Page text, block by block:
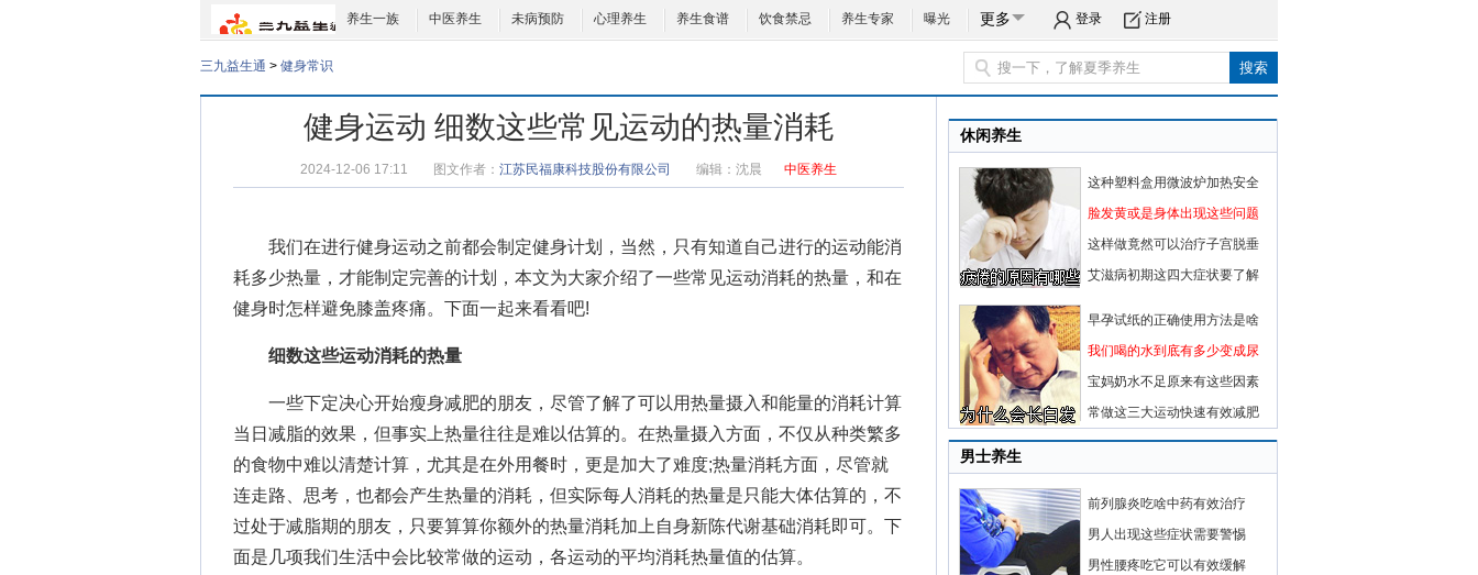
养生一族 中医养生 未病预防 心理养生 养生食谱 饮食禁忌 养生专家 曝光 更多 登录 注册
三九益生通 > 健身常识
健身运动 细数这些常见运动的热量消耗
2024-12-06 17:11 图文作者： 江苏民福康科技股份有限公司 编辑： 沈晨 中医养生
我们在进行健身运动之前都会制定健身计划
，当然，只有知道自己进行的运动能消
耗多少热量，才能制定完善的计划，本文为大家介绍了一些常见运动消耗的热量，和在
健身时怎样避免膝盖疼痛。下面一起来看看吧!
细数这些运动消耗的热量
一些下定决心开始瘦身减肥的朋友，尽管了解了可以用热量摄入和能量的消耗计算
当日减脂的效果，但事实上热量往往是难以估算的。在热量摄入方面，不仅从种类繁多
的食物中难以清楚计算，尤其是在外用餐时，更是加大了难度;热量消耗方面，尽管就
连走路、思考，也都会产生热量的消耗，但实际每人消耗的热量是只能大体估算的，不
过处于减脂期的朋友，只要算算你额外的热量消耗加上自身新陈代谢基础消耗即可。下
面是几项我们生活中会比较常做的运动，各运动的平均消耗热量值的估算。
休闲养生
这种塑料盒用微波炉加热安全
脸发黄或是身体出现这些问题
这样做竟然可以治疗子宫脱垂
艾滋病初期这四大症状要了解
早孕试纸的正确使用方法是啥
我们喝的水到底有多少变成尿
宝妈奶水不足原来有这些因素
常做这三大运动快速有效减肥
男士养生
前列腺炎吃啥中药有效治疗
男人出现这些症状需要警惕
男性腰疼吃它可以有效缓解